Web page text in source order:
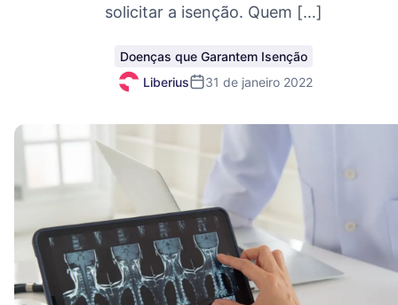
solicitar a isenção. Quem […]
Doenças que Garantem Isenção
Liberius
31 de janeiro 2022